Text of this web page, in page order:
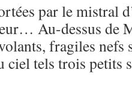
par le mistral
Au-dessus de
fragiles nefs
ciel tels trois petits